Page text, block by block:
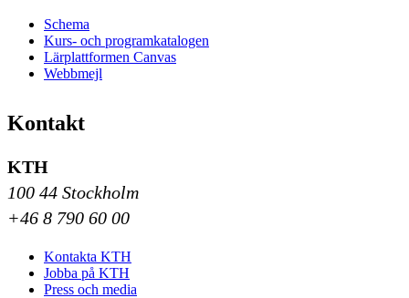
Schema
Kurs- och programkatalogen
Lärplattformen Canvas
Webbmejl
Kontakt
KTH
100 44 Stockholm
+46 8 790 60 00
Kontakta KTH
Jobba på KTH
Press och media